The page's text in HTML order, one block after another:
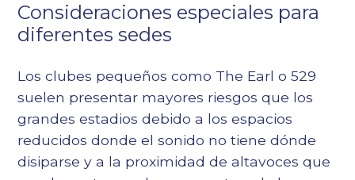
Consideraciones especiales para
diferentes sedes
Los clubes pequeños como The Earl o 529
suelen presentar mayores riesgos que los
grandes estadios debido a los espacios
reducidos donde el sonido no tiene dónde
disiparse y a la proximidad de altavoces que